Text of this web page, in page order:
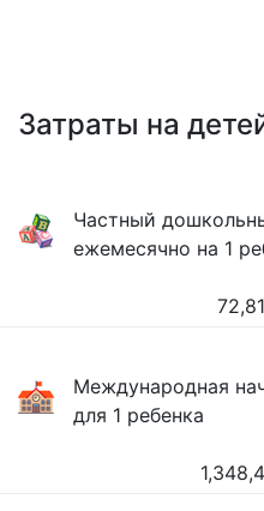
Затраты на
Частный
ежемесячно на 1
Международная
для 1 ребенка